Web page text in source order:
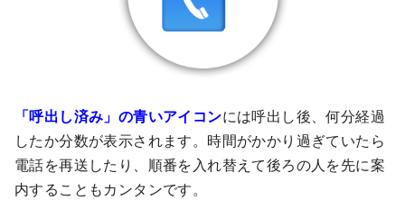
「呼出し済み」の青いアイコンには呼出し後、何分経過
したか分数が表示されます。時間がかかり過ぎていたら
電話を再送したり、順番を入れ替えて後ろの人を先に案
内することもカンタンです。